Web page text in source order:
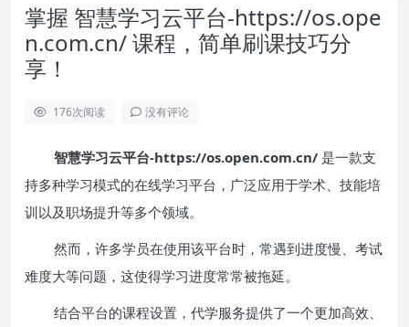
掌握 智慧学习云平台-https://os.ope
n.com.cn/ 课程，简单刷课技巧分
享！
176次阅读 没有评论
智慧学习云平台-https://os.open.com.cn/ 是一款支
持多种学习模式的在线学习平台，广泛应用于学术、技能培
训以及职场提升等多个领域。
然而，许多学员在使用该平台时，常遇到进度慢、考试
难度大等问题，这使得学习进度常常被拖延。
结合平台的课程设置，代学服务提供了一个更加高效、